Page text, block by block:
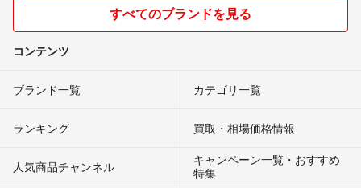
すべてのブランドを見る
コンテンツ
ブランド一覧 カテゴリ一覧
ランキング 買取・相場価格情報
人気商品チャンネル
キャンペーン一覧・おすすめ
特集